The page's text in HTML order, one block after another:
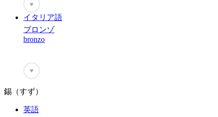
♥
イタリア語
ブロンゾ
bronzo
♥
錫（すず）
英語